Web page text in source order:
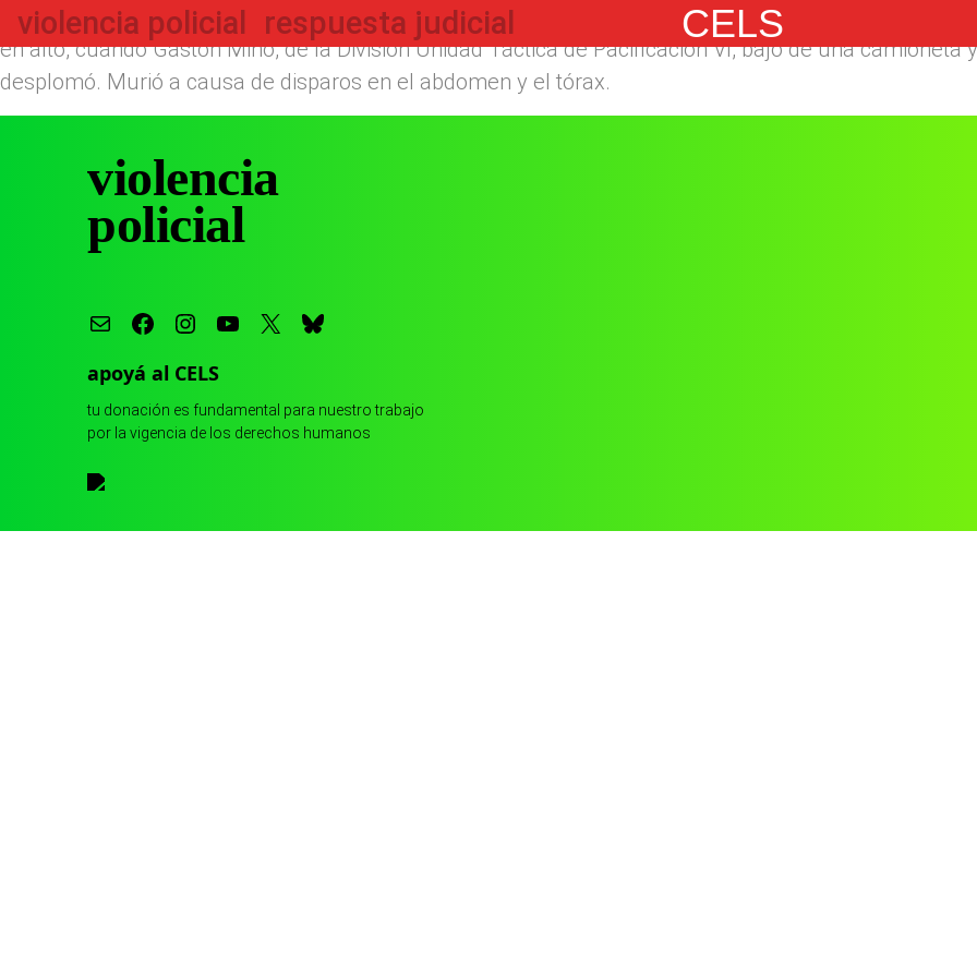
CELS
violencia policial respuesta judicial
Gabriel González, de la villa 20 porteña, fuebaleado en Navidad
por un policía que intervenía en una
en alto, cuando Gastón Miño, de la División Unidad Táctica de Pacificación VI, bajó de una
desplomó. Murió a causa de disparos en el abdomen y el tórax.
violencia
policial
apoyá al CELS
tu donación es fundamental para nuestro trabajo
por la vigencia de los derechos humanos